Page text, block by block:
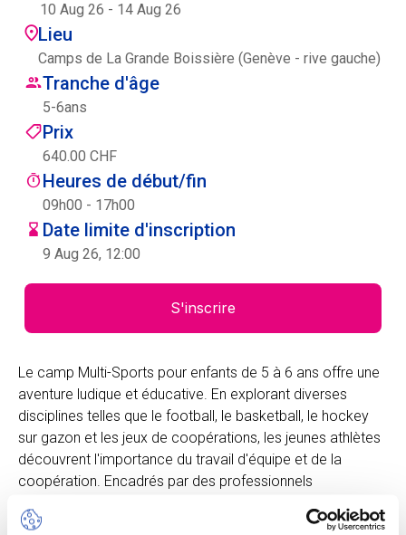
Centre des arts
Institute
Contact
Panier
10 Aug 26 - 14 Aug 26
Lieu
Camps de La Grande Boissière (Genève - rive gauche)
Tranche d'âge
5-6ans
Prix
640.00 CHF
Heures de début/fin
09h00 - 17h00
Date limite d'inscription
9 Aug 26, 12:00
S'inscrire
Le camp Multi-Sports pour enfants de 5 à 6 ans offre une
aventure ludique et éducative. En explorant diverses
disciplines telles que le football, le basketball, le hockey
sur gazon et les jeux de coopérations, les jeunes athlètes
découvrent l'importance du travail d'équipe et de la
coopération. Encadrés par des professionnels
chaque sport, renforçant ainsi leur confiance en eux et